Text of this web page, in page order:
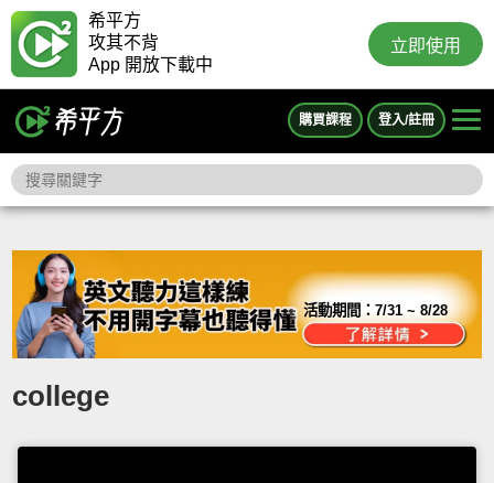
希平方
攻其不背
App 開放下載中
立即使用
購買課程 登入/註冊
活動期間：7/31 ~ 8/28
college